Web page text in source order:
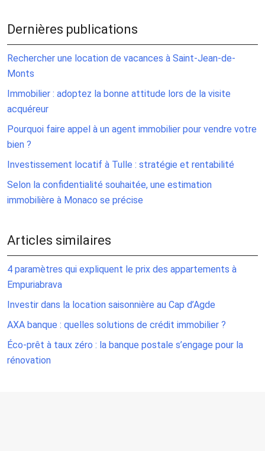
Dernières publications
Rechercher une location de vacances à Saint-Jean-de-
Monts
Immobilier : adoptez la bonne attitude lors de la visite
acquéreur
Pourquoi faire appel à un agent immobilier pour vendre votre
bien ?
Investissement locatif à Tulle : stratégie et rentabilité
Selon la confidentialité souhaitée, une estimation
immobilière à Monaco se précise
Articles similaires
4 paramètres qui expliquent le prix des appartements à
Empuriabrava
Investir dans la location saisonnière au Cap d’Agde
AXA banque : quelles solutions de crédit immobilier ?
Éco-prêt à taux zéro : la banque postale s’engage pour la
rénovation